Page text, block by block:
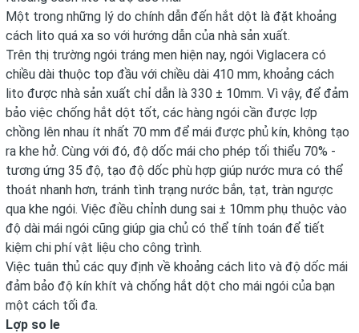
Một trong những lý do chính dẫn đến hắt dột là đặt khoảng
cách lito quá xa so với hướng dẫn của nhà sản xuất.
Trên thị trường ngói tráng men hiện nay, ngói Viglacera có
chiều dài thuộc top đầu với chiều dài 410 mm, khoảng cách
lito được nhà sản xuất chỉ dẫn là 330 ± 10mm. Vì vậy, để đảm
bảo việc chống hắt dột tốt, các hàng ngói cần được lợp
chồng lên nhau ít nhất 70 mm để mái được phủ kín, không tạo
ra khe hở. Cùng với đó, độ dốc mái cho phép tối thiểu 70% -
tương ứng 35 độ, tạo độ dốc phù hợp giúp nước mưa có thể
thoát nhanh hơn, tránh tình trạng nước bắn, tạt, tràn ngược
qua khe ngói. Việc điều chỉnh dung sai ± 10mm phụ thuộc vào
độ dài mái ngói cũng giúp gia chủ có thể tính toán để tiết
kiệm chi phí vật liệu cho công trình.
Việc tuân thủ các quy định về khoảng cách lito và độ dốc mái
đảm bảo độ kín khít và chống hắt dột cho mái ngói của bạn
một cách tối đa.
Lợp so le